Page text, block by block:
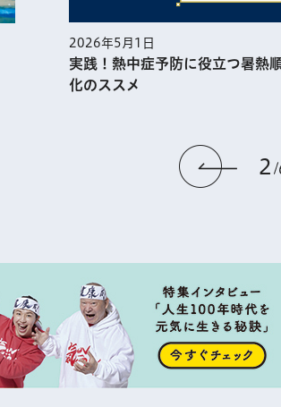
2
2026年5月1日
実践！熱中症予防に役⽴つ暑熱
化のススメ